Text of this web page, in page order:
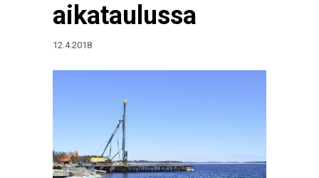
aikataulussa
12.4.2018